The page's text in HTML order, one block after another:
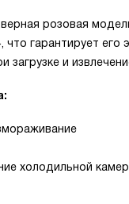
розовая
что гарантирует
загрузке и
холодильной